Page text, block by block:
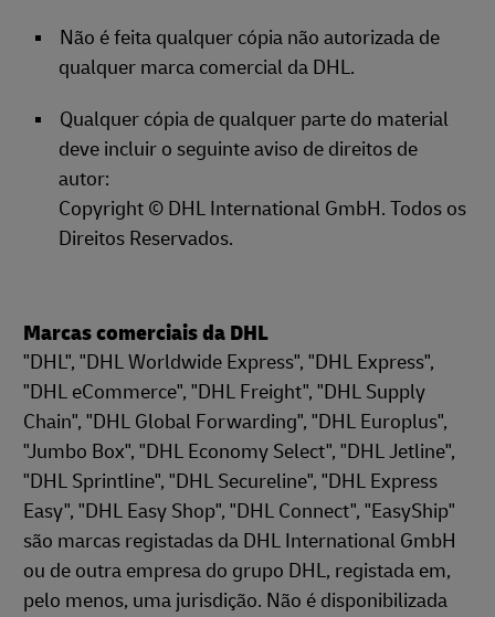
Não é feita qualquer cópia não autorizada de
qualquer marca comercial da DHL.
Qualquer cópia de qualquer parte do material
deve incluir o seguinte aviso de direitos de
autor:
Copyright © DHL International GmbH. Todos os
Direitos Reservados.
Marcas comerciais da DHL
"DHL", "DHL Worldwide Express", "DHL Express",
"DHL eCommerce", "DHL Freight", "DHL Supply
Chain", "DHL Global Forwarding", "DHL Europlus",
"Jumbo Box", "DHL Economy Select", "DHL Jetline",
"DHL Sprintline", "DHL Secureline", "DHL Express
Easy", "DHL Easy Shop", "DHL Connect", "EasyShip"
são marcas registadas da DHL International GmbH
ou de outra empresa do grupo DHL, registada em,
pelo menos, uma jurisdição. Não é disponibilizada